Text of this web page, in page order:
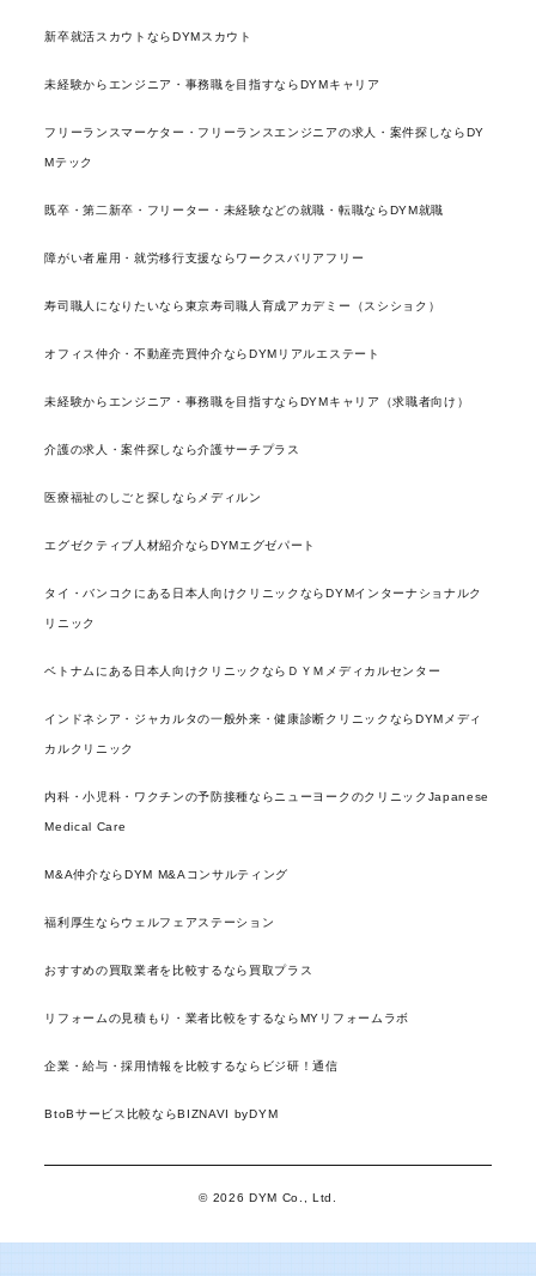
新卒就活スカウトならDYMスカウト
未経験からエンジニア・事務職を目指すならDYMキャリア
フリーランスマーケター・フリーランスエンジニアの求人・案件探しならDY
Mテック
既卒・第二新卒・フリーター・未経験などの就職・転職ならDYM就職
障がい者雇用・就労移行支援ならワークスバリアフリー
寿司職人になりたいなら東京寿司職人育成アカデミー（スシショク）
オフィス仲介・不動産売買仲介ならDYMリアルエステート
未経験からエンジニア・事務職を目指すならDYMキャリア（求職者向け）
介護の求人・案件探しなら介護サーチプラス
医療福祉のしごと探しならメディルン
エグゼクティブ人材紹介ならDYMエグゼパート
タイ・バンコクにある日本人向けクリニックならDYMインターナショナルク
リニック
ベトナムにある日本人向けクリニックならＤＹＭメディカルセンター
インドネシア・ジャカルタの一般外来・健康診断クリニックならDYMメディ
カルクリニック
内科・小児科・ワクチンの予防接種ならニューヨークのクリニックJapanese
Medical Care
M&A仲介ならDYM M&Aコンサルティング
福利厚生ならウェルフェアステーション
おすすめの買取業者を比較するなら買取プラス
リフォームの見積もり・業者比較をするならMYリフォームラボ
企業・給与・採用情報を比較するならビジ研！通信
BtoBサービス比較ならBIZNAVI byDYM
© 2026 DYM Co., Ltd.